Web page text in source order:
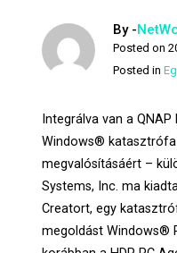
By -
Posted on
Posted in
Integrálva van a
Windows® katasztrófa
megvalósításáért –
Systems, Inc. ma
Creatort, egy
megoldást Windows®